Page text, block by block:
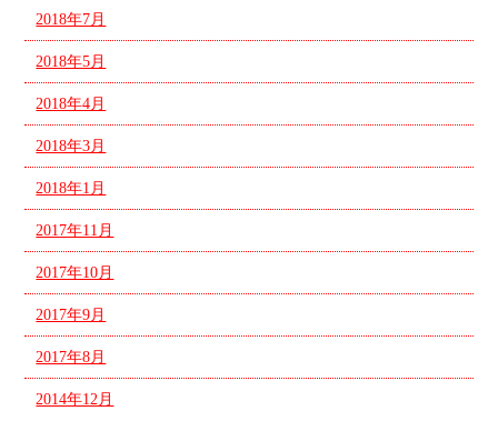
2018年7月
2018年5月
2018年4月
2018年3月
2018年1月
2017年11月
2017年10月
2017年9月
2017年8月
2014年12月